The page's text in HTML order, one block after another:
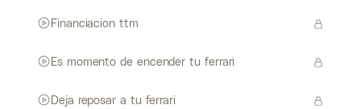
Financiacion ttm
Es momento de encender tu ferrari
Deja reposar a tu ferrari